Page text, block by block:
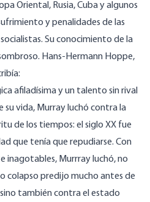
Oriental, Rusia, Cuba y algunos
y penalidades de las
Su conocimiento de la
Hans-Hermann Hoppe,
afiladísima y un talento sin rival
su vida, Murray luchó contra la
de los tiempos: el siglo XX fue
que tenía que repudiarse. Con
inagotables, Murrray luchó, no
colapso predijo mucho antes de
también contra el estado